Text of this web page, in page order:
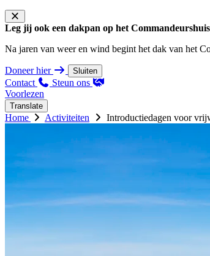
Leg jij ook een dakpan op het
Na jaren van weer en wind begint het dak van het
Doneer hier Sluiten
Contact
Steun ons
Voorlezen
Translate
Home Activiteiten Introductiedagen voor